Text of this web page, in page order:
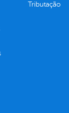
Tributação